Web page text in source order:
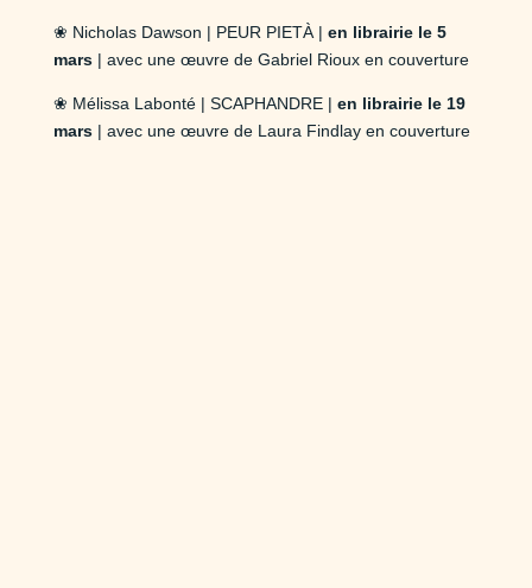
❀ Nicholas Dawson | PEUR PIETÀ | en librairie le 5
mars| avec une œuvre de Gabriel Rioux en couverture
❀ Mélissa Labonté | SCAPHANDRE | en librairie le 19
mars| avec une œuvre de Laura Findlay en couverture